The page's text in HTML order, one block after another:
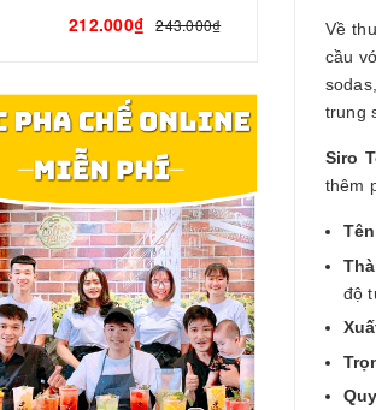
Về
cầu
trung
Siro
thêm
độ
212.000₫
243.000₫